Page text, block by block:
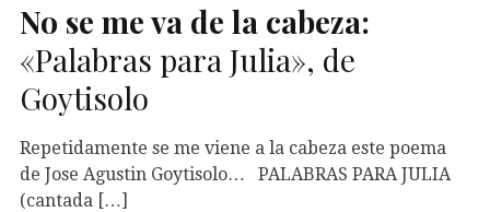
No se me va de la cabeza:
«Palabras para Julia», de
Goytisolo
Repetidamente se me viene a la cabeza este poema
de Jose Agustin Goytisolo… PALABRAS PARA JULIA
(cantada […]